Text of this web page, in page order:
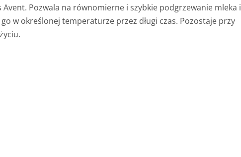
Pozwala na równomierne i szybkie podgrzewanie mleka i
w określonej temperaturze przez długi czas. Pozostaje przy